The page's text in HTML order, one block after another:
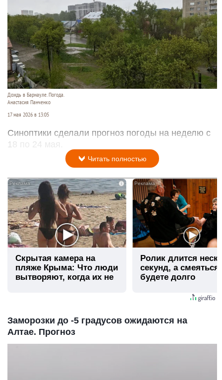
Дождь в Барнауле. Погода.
Анастасия Панченко
17 мая 2026 в 13:05
Синоптики сделали прогноз погоды на неделю с
18 по 24 мая.
Читать полностью
i
Скрытая камера на
пляже Крыма: Что люди
вытворяют, когда их не
Ролик длится
секунд, а
будете долго
Заморозки до -5 градусов ожидаются на
Алтае. Прогноз